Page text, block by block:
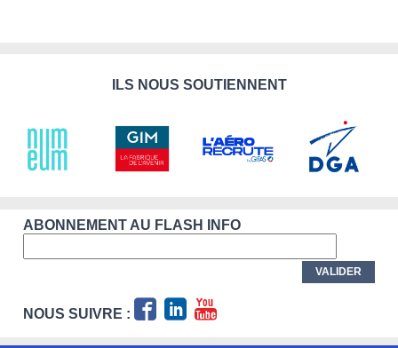
ILS NOUS SOUTIENNENT
ABONNEMENT AU FLASH INFO
NOUS SUIVRE :